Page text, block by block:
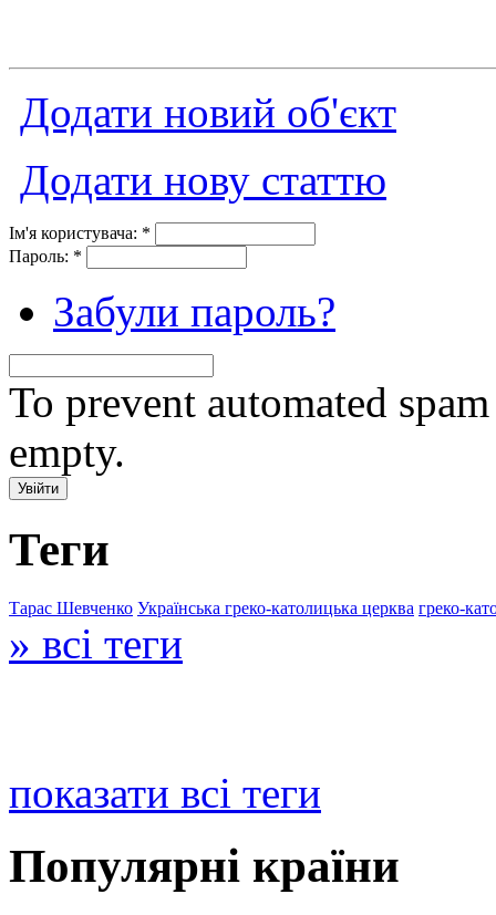
Додати новий об'єкт
Додати нову статтю
Ім'я користувача: *
Пароль: *
Забули пароль?
To prevent automated
empty.
Теги
Тарас Шевченко Українська греко-католицька церква греко-
» всі теги
показати всі теги
Популярні країни